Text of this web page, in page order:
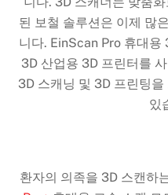
된 보철 솔루션은 이제 많
니다. EinScan Pro 휴대
3D 산업용 3D 프린터를
3D 스캐닝 및 3D 프린팅
있
환자의 의족을 3D 스캔하